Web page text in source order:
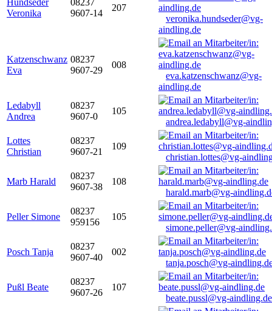
Hundseder
Veronika
08237
9607-14
207
veronika.hundseder@vg-
aindling.de
Katzenschwanz
Eva
08237
9607-29
008
eva.katzenschwanz@vg-
aindling.de
Ledabyll
Andrea
08237
9607-0
105
andrea.ledabyll@vg-
Lottes
Christian
08237
9607-21
109
christian.lottes@vg-
Marb Harald
08237
9607-38
108
harald.marb@vg-
Peller Simone
08237
959156
105
simone.peller@vg-
Posch Tanja
08237
9607-40
002
tanja.posch@vg-
Pußl Beate
08237
9607-26
107
beate.pussl@vg-aindling.de